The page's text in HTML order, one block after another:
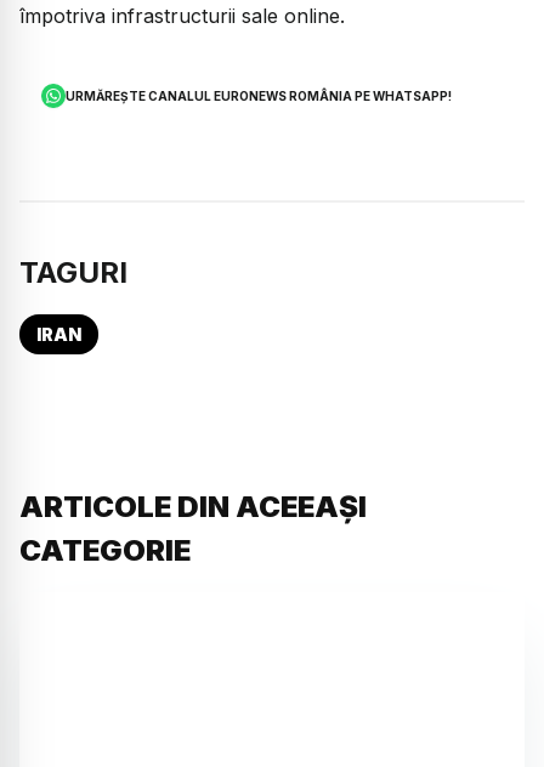
împotriva infrastructurii sale online.
URMĂREȘTE CANALUL EURONEWS ROMÂNIA PE WHATSAPP!
TAGURI
IRAN
ARTICOLE DIN ACEEAȘI
CATEGORIE